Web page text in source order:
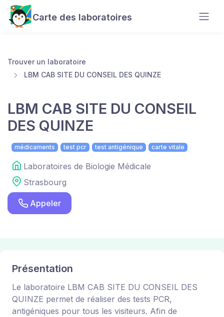
Carte des laboratoires
Trouver un laboratoire
LBM CAB SITE DU CONSEIL DES QUINZE
LBM CAB SITE DU CONSEIL
DES QUINZE
médicaments test pcr test antigénique carte vitale
Laboratoires de Biologie Médicale
Strasbourg
Appeler
Présentation
Le laboratoire LBM CAB SITE DU CONSEIL DES
QUINZE permet de réaliser des tests PCR,
antigéniques pour tous les visiteurs. Afin de